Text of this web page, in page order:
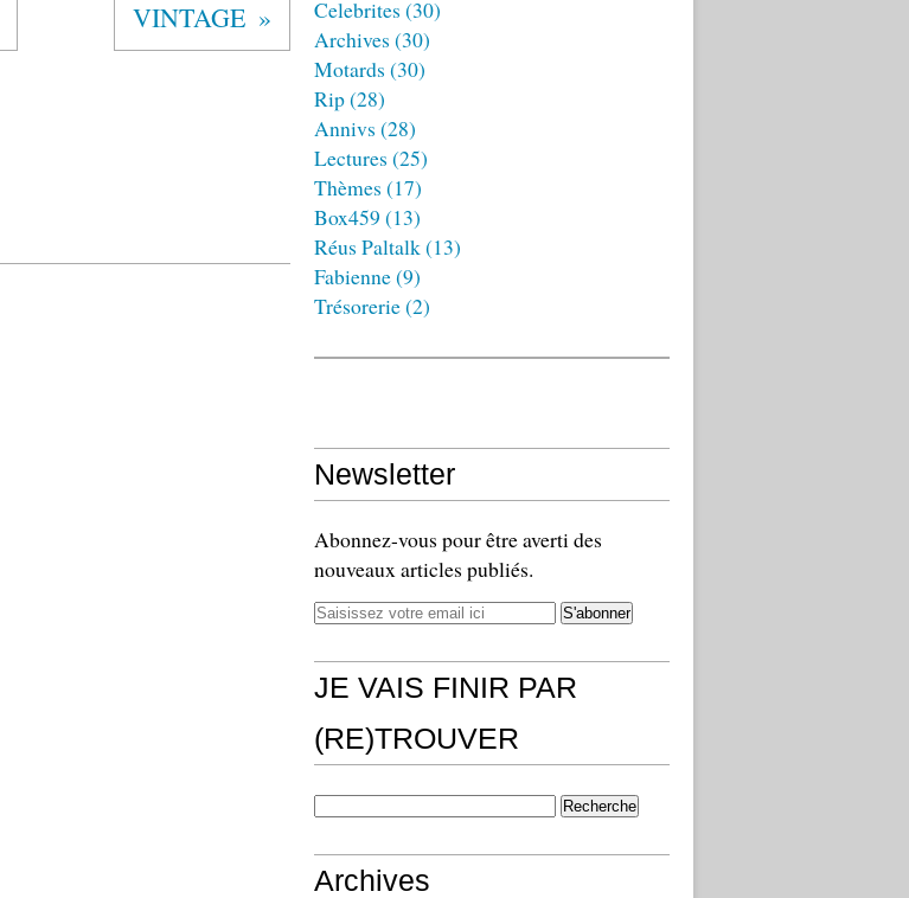
VINTAGE
Celebrites (30)
Archives (30)
Motards (30)
Rip(28)
Annivs (28)
Lectures (25)
Thèmes (17)
Box459 (13)
Réus Paltalk(13)
Fabienne(9)
Trésorerie(2)
Newsletter
Abonnez-vous pour être averti des
nouveaux articles publiés.
JE VAIS FINIR PAR
(RE)TROUVER
Archives